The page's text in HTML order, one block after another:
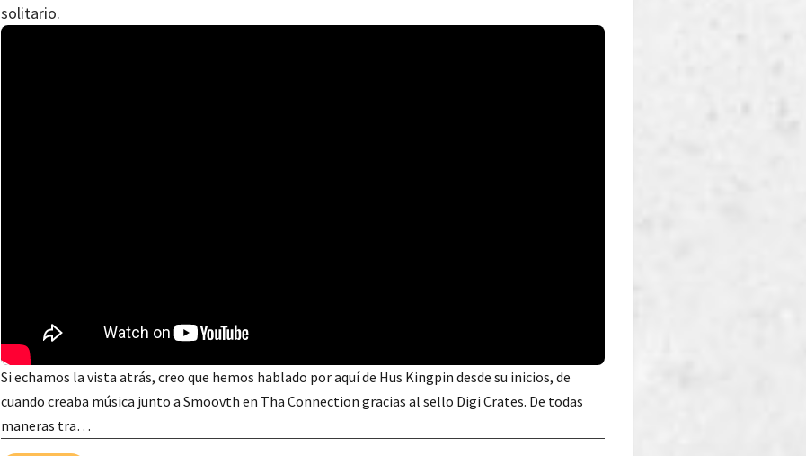
solitario.
Si echamos la vista atrás, creo que hemos hablado por aquí de Hus Kingpin desde su inicios, de
cuando creaba música junto a Smoovth en Tha Connection gracias al sello Digi Crates. De todas
maneras tra…